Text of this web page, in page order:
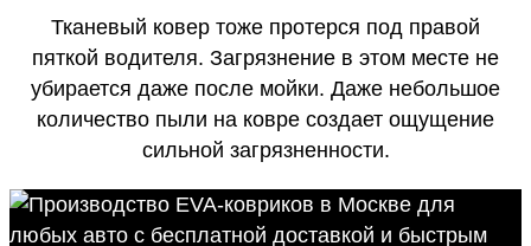
Тканевый ковер тоже протерся под правой
пяткой водителя. Загрязнение в этом месте не
убирается даже после мойки. Даже небольшое
количество пыли на ковре создает ощущение
сильной загрязненности.